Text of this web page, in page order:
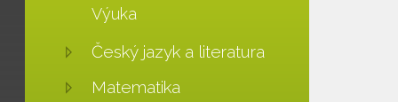
Výuka
Český jazyk a literatura
Matematika